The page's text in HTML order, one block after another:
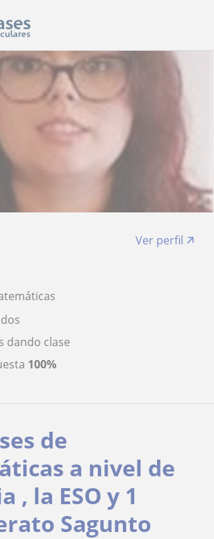
Ver perfil
dando clase
100%
de
a nivel de
, la ESO y 1
Sagunto